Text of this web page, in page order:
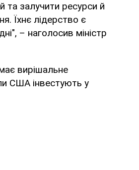
та залучити ресурси й
Їхнє лідерство є
– наголосив міністр
вирішальне
США інвестують у